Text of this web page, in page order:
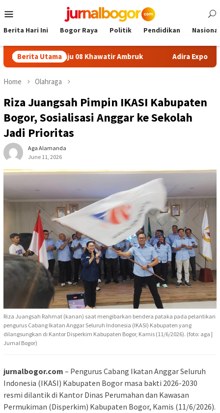
to
Menu
Berita Hari Ini Bogor Raya Politik Pendidikan Nasional
Berita Utama
Sukamaju 08 Khawatir Ambruk Adira Expo Merdeka
Home Olahraga
Riza Juangsah Pimpin IKASI Kabupaten
Bogor, Sosialisasi Anggar ke Sekolah
Jadi Prioritas
Aga Alamanda
June 11, 2026
Riza Juangsah Rahmat (kanan) saat mengibarkan bendera pataka pada pelantikan
pengurus Cabang Ikatan Anggar Seluruh Indonesia (IKASI) Kabupaten yang
dilangsungkan di Kantor Disperkim Kabupaten Bogor, Kamis (11/6/2026). (foto: aga |
Jurnal Bogor)
jurnalbogor.com – Pengurus Cabang Ikatan Anggar Seluruh
Indonesia (IKASI) Kabupaten Bogor masa bakti 2026-2030
resmi dilantik di Kantor Dinas Perumahan dan Kawasan
Permukiman (Disperkim) Kabupaten Bogor, Kamis (11/6/2026).